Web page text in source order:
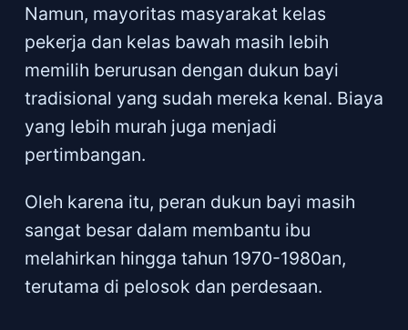
Namun, mayoritas masyarakat kelas
pekerja dan kelas bawah masih lebih
memilih berurusan dengan dukun bayi
tradisional yang sudah mereka kenal. Biaya
yang lebih murah juga menjadi
pertimbangan.
Oleh karena itu, peran dukun bayi masih
sangat besar dalam membantu ibu
melahirkan hingga tahun 1970-1980an,
terutama di pelosok dan perdesaan.